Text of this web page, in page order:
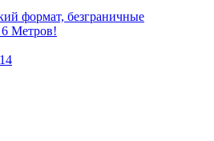
формат, безграничные
Метров!